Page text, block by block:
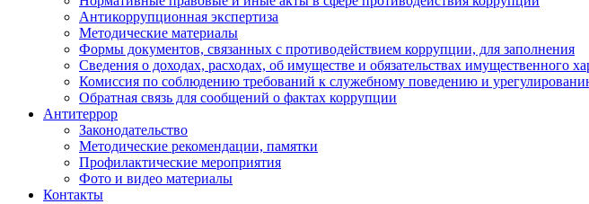
Антикоррупционная экспертиза
Методические материалы
Формы документов, связанных с противодействием коррупции, для заполнения
Сведения о доходах, расходах, об имуществе и обязательствах имущественного
Комиссия по соблюдению требований к служебному поведению и
Обратная связь для сообщений о фактах коррупции
Антитеррор
Законодательство
Методические рекомендации, памятки
Профилактические мероприятия
Фото и видео материалы
Контакты